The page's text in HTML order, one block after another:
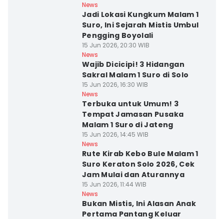
News
Jadi Lokasi Kungkum Malam 1
Suro, Ini Sejarah Mistis Umbul
Pengging Boyolali
15 Jun 2026, 20:30 WIB
News
Wajib Dicicipi! 3 Hidangan
Sakral Malam 1 Suro di Solo
15 Jun 2026, 16:30 WIB
News
Terbuka untuk Umum! 3
Tempat Jamasan Pusaka
Malam 1 Suro di Jateng
15 Jun 2026, 14:45 WIB
News
Rute Kirab Kebo Bule Malam 1
Suro Keraton Solo 2026, Cek
Jam Mulai dan Aturannya
15 Jun 2026, 11:44 WIB
News
Bukan Mistis, Ini Alasan Anak
Pertama Pantang Keluar